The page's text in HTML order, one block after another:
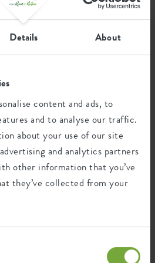
Details About
content and ads, to
and to analyse our traffic.
about your use of our site
and analytics partners
other information that you’ve
they’ve collected from your
- gemaakt van 100% gerecycled
niet alleen functioneel, maar ook
van het overtollige water is op
drogere momenten. Zo kan ook
planten verzorgen en
een duurzame wereld.
non
8711904495466
9229804045100
produit est composé de 100% de
post-consommation et de 0% de
Guarantee
99années